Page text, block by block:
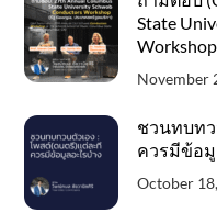
State
Workshop
November
ชวนทบทว
ควรมีข้อมู
October